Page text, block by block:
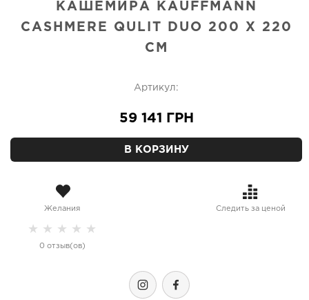
КАШЕМИРА KAUFFMANN
CASHMERE QULIT DUO 200 X 220
СМ
Артикул:
59 141 ГРН
В КОРЗИНУ
Желания Следить за ценой
★ ★ ★ ★ ★
0 отзыв(ов)